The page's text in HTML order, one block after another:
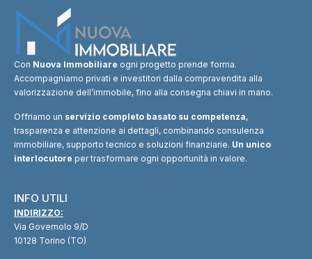
Con Nuova Immobiliare ogni progetto prende forma.
Accompagniamo privati e investitori dalla compravendita alla
valorizzazione dell’immobile, fino alla consegna chiavi in mano.
Offriamo un servizio completo basato su competenza,
trasparenza e attenzione ai dettagli, combinando consulenza
immobiliare, supporto tecnico e soluzioni finanziarie. Un unico
interlocutore per trasformare ogni opportunità in valore.
INFO UTILI
INDIRIZZO:
Via Governolo 9/D
10128 Torino (TO)